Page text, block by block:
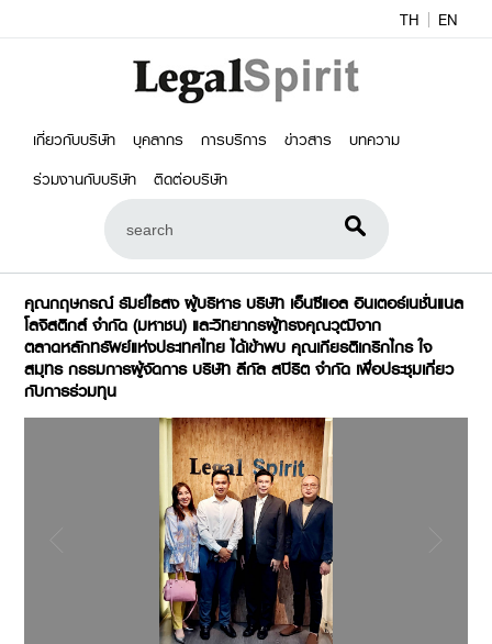
TH EN
เกี่ยวกับบริษัท บุคลากร การบริการ ข่าวสาร
บทความ
ร่วมงานกับบริษัท
ติดต่อบริษัท
คุณกฤษกรณ์ รัมย์ไธสง ผู้บริหาร บริษัท เอ็นซีแอล อินเตอร์เนชั่นแนล
โลจิสติกส์ จำกัด (มหาชน) และวิทยากรผู้ทรงคุณวุฒิจาก
ตลาดหลักทรัพย์แห่งประเทศไทย ได้เข้าพบ คุณเกียรติเกริกไกร ใจ
สมุทร กรรมการผู้จัดการ บริษัท ลีกัล สปิริต จำกัด เพื่อประชุมเกี่ยว
กับการร่วมทุน